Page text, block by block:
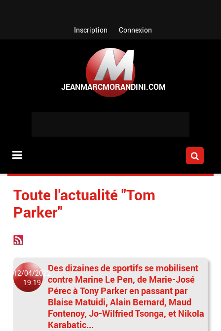
Inscription Connexion
Toute l'actualité "Tom
Parker"
12/04/2022
19:19
Des dizaines de sportifs se mobilisent
contre Marine Le Pen, de Marie-José
Pérec à Tony Parker en passant par
Blaise Matuidi, Alain Bernard, Maud
Fontenoy, Jo-Wilfried Tsonga, et Nikola
Karabatic...